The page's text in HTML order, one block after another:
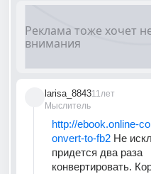
larisa_8843
Мыслитель
11лет
http://ebook.online-
onvert-to-fb2 Не
придется два раза
конвертировать.